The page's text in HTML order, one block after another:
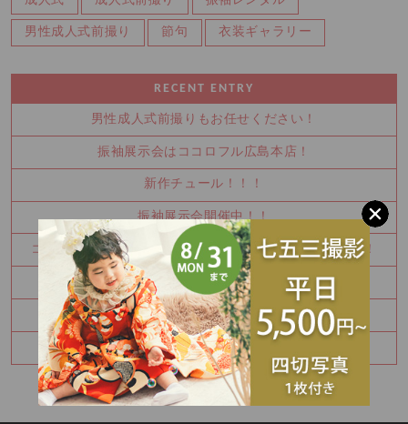
男性成人式前撮り 節句 衣装ギャラリー
RECENT ENTRY
男性成人式前撮りもお任せください！
振袖展示会はココロフル広島本店！
新作チュール！！！
振袖展示会開催中！！
ココロフル広島本店ならご主役様は２着着れちゃいます！
モデル撮影参加ありがとうございました☺
振袖展示会開催します！
モデル撮影のご参加ありがとうございました😌